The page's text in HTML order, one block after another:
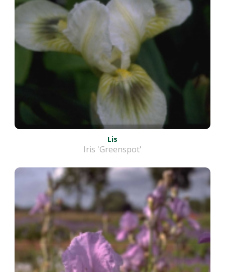
Lis
Iris 'Greenspot'